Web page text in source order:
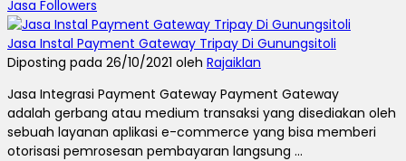
Jasa Followers
Jasa Instal Payment Gateway Tripay Di Gunungsitoli
Diposting pada 26/10/2021 oleh Rajaiklan
Jasa Integrasi Payment Gateway Payment Gateway
adalah gerbang atau medium transaksi yang disediakan oleh
sebuah layanan aplikasi e-commerce yang bisa memberi
otorisasi pemrosesan pembayaran langsung ...